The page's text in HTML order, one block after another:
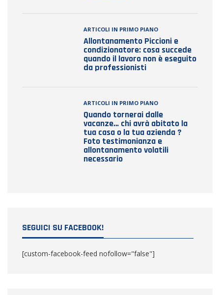
ARTICOLI IN PRIMO PIANO
Allontanamento Piccioni e
condizionatore: cosa succede
quando il lavoro non è eseguito
da professionisti
ARTICOLI IN PRIMO PIANO
Quando tornerai dalle
vacanze… chi avrà abitato la
tua casa o la tua azienda ?
Foto testimonianza e
allontanamento volatili
necessario
SEGUICI SU FACEBOOK!
[custom-facebook-feed nofollow="false"]